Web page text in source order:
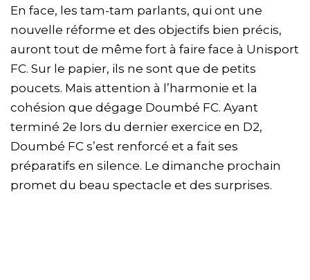
En face, les tam-tam parlants, qui ont une
nouvelle réforme et des objectifs bien précis,
auront tout de même fort à faire face à Unisport
FC. Sur le papier, ils ne sont que de petits
poucets. Mais attention à l’harmonie et la
cohésion que dégage Doumbé FC. Ayant
terminé 2e lors du dernier exercice en D2,
Doumbé FC s’est renforcé et a fait ses
préparatifs en silence. Le dimanche prochain
promet du beau spectacle et des surprises.